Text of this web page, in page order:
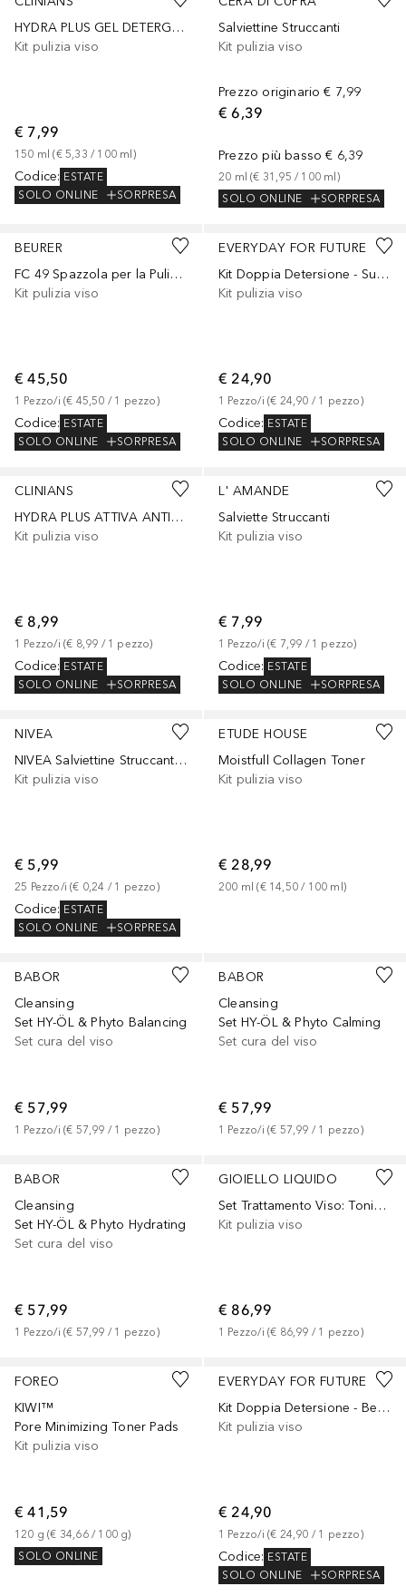
HYDRA PLUS GEL DETERGENTE RINFRESCANTE
Kit pulizia viso
€ 7,99
150 ml (€ 5,33 / 100 ml )
Codice: ESTATE
SOLO ONLINE
SORPRESA
Salviettine Struccanti
Kit pulizia viso
Prezzo originario € 7,99
€ 6,39
Prezzo più basso € 6,39
20 ml (€ 31,95 / 100 ml )
SOLO ONLINE
SORPRESA
BEURER
FC 49 Spazzola per la Pulizia del Viso
Kit pulizia viso
€ 45,50
1 Pezzo/i (€ 45,50 / 1 pezzo)
Codice: ESTATE
SOLO ONLINE
SORPRESA
EVERYDAY FOR FUTURE
Kit Doppia Detersione - Super C
Kit pulizia viso
€ 24,90
1 Pezzo/i (€ 24,90 / 1 pezzo)
Codice: ESTATE
SOLO ONLINE
SORPRESA
CLINIANS
HYDRA PLUS ATTIVA ANTISTRESS DETERGENTE CREMOSO DELICATO
Kit pulizia viso
€ 8,99
1 Pezzo/i (€ 8,99 / 1 pezzo)
Codice: ESTATE
SOLO ONLINE
SORPRESA
L' AMANDE
Salviette Struccanti
Kit pulizia viso
€ 7,99
1 Pezzo/i (€ 7,99 / 1 pezzo)
Codice: ESTATE
SOLO ONLINE
SORPRESA
NIVEA
NIVEA Salviettine Struccanti Acqua Micellare 25 pz
Kit pulizia viso
€ 5,99
25 Pezzo/i (€ 0,24 / 1 pezzo)
Codice: ESTATE
SOLO ONLINE SORPRESA
ETUDE HOUSE
Moistfull Collagen Toner
Kit pulizia viso
€ 28,99
200 ml (€ 14,50 / 100 ml )
BABOR
Cleansing
Set HY-ÖL & Phyto Balancing
Set cura del viso
€ 57,99
1 Pezzo/i (€ 57,99 / 1 pezzo)
BABOR
Cleansing
Set HY-ÖL & Phyto Calming
Set cura del viso
€ 57,99
1 Pezzo/i (€ 57,99 / 1 pezzo)
BABOR
Cleansing
Set HY-ÖL & Phyto Hydrating
Set cura del viso
€ 57,99
1 Pezzo/i (€ 57,99 / 1 pezzo)
GIOIELLO LIQUIDO
Set Trattamento Viso: Tonico, Latte Detergente e Scrub Esfoliante
Kit pulizia viso
€ 86,99
1 Pezzo/i (€ 86,99 / 1 pezzo)
FOREO
KIWI™
Pore Minimizing Toner Pads
Kit pulizia viso
€ 41,59
120 g (€ 34,66 / 100 g)
SOLO ONLINE
EVERYDAY FOR FUTURE
Kit Doppia Detersione - Berrylicious
Kit pulizia viso
€ 24,90
1 Pezzo/i (€ 24,90 / 1 pezzo)
Codice: ESTATE
SOLO ONLINE
SORPRESA